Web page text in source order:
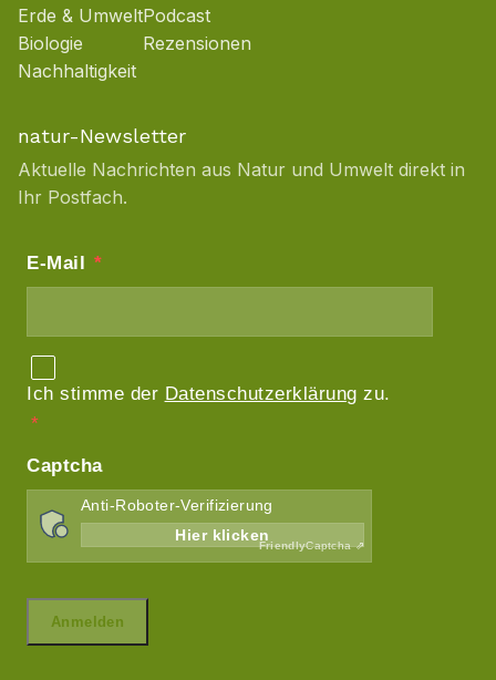
Erde & Umwelt
Biologie
Nachhaltigkeit
Podcast
Rezensionen
natur-Newsletter
Aktuelle Nachrichten aus Natur und Umwelt direkt in
Ihr Postfach.